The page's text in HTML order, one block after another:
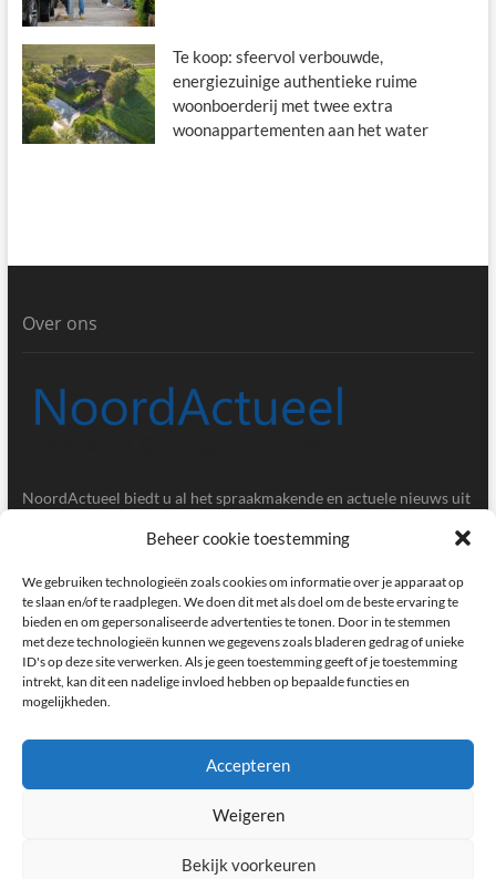
Beheer cookie toestemming
We gebruiken technologieën zoals cookies om informatie over je apparaat op
te slaan en/of te raadplegen. We doen dit met als doel om de beste ervaring te
bieden en om gepersonaliseerde advertenties te tonen. Door in te stemmen
met deze technologieën kunnen we gegevens zoals bladeren gedrag of unieke
ID's op deze site verwerken. Als je geen toestemming geeft of je toestemming
intrekt, kan dit een nadelige invloed hebben op bepaalde functies en
mogelijkheden.
Accepteren
Weigeren
Bekijk voorkeuren
Te koop: sfeervol verbouwde,
energiezuinige authentieke ruime
woonboerderij met twee extra
woonappartementen aan het water
Over ons
NoordActueel biedt u al het spraakmakende en actuele nieuws uit
Gegevens
Postbus 5020, 9700GA, Groningen
redactie@noordactueel.nl
| WordPress | © Copyright All right reserved